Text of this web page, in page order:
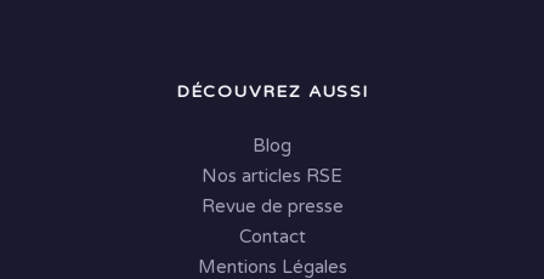
DÉCOUVREZ AUSSI
Blog
Nos articles RSE
Revue de presse
Contact
Mentions Légales